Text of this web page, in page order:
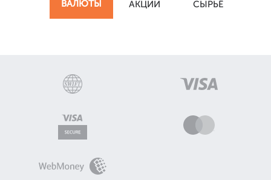
ВАЛЮТЫ АКЦИИ СЫРЬЁ